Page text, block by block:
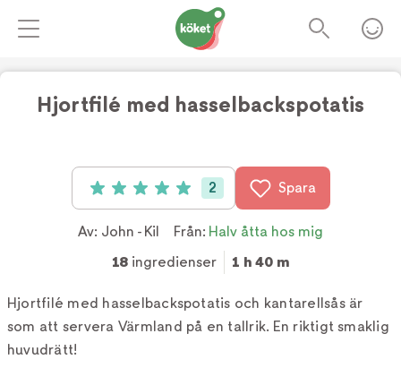
Hjortfilé med hasselbackspotatis
Betyg: 5 av 5 (2 röster)
2 Spara
Av: John - Kil Från: Halv åtta hos mig
18 ingredienser 1 h 40 m
Hjortfilé med hasselbackspotatis och kantarellsås är
som att servera Värmland på en tallrik. En riktigt smaklig
huvudrätt!